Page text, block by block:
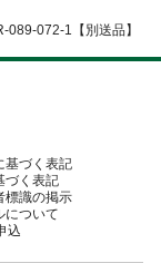
072-1【別送品】
基づく表記
づく表記
標識の掲示
について
込